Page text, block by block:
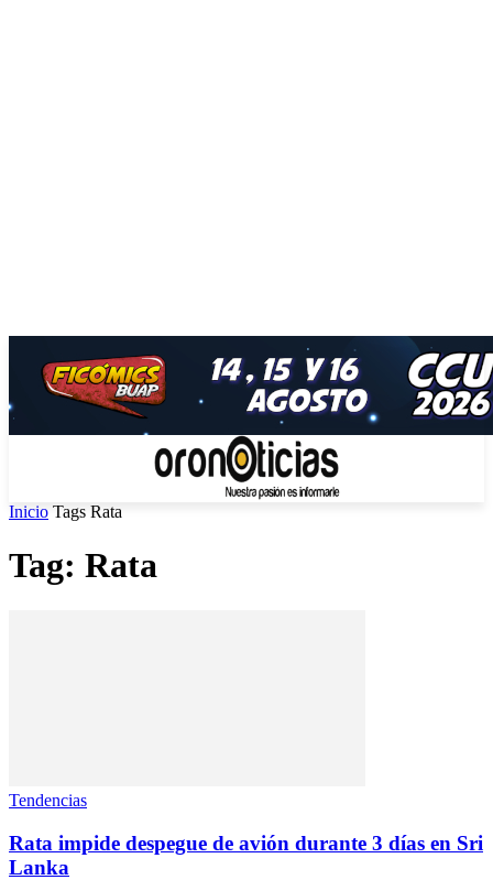
Inicio Tags Rata
Tag: Rata
Tendencias
Rata impide despegue de avión durante 3 días en Sri
Lanka